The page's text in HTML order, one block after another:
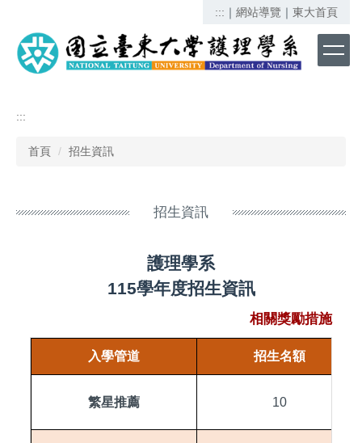
主
要
區
::: ｜ 網站導覽 ｜ 東大首頁
:::
首頁 招生資訊
招生資訊
護理學系
115學年度招生資訊
相關獎勵措施
入學管道 招生名額
繁星推薦 10